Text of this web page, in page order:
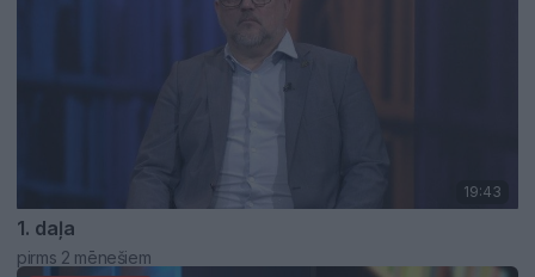
19:43
1. daļa
pirms 2 mēnešiem